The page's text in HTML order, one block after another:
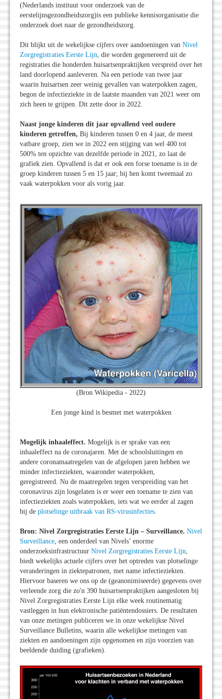
(Nederlands instituut voor onderzoek van de
eerstelijnsgezondheidszorg)is een publieke kennisorganisatie die
onderzoek doet naar de gezondheidszorg.
Dit blijkt uit de wekelijkse cijfers over aandoeningen van Nivel
Zorgregistraties Eerste Lijn, die worden gegenereerd uit de
registraties die honderden huisartsenpraktijken verspreid over het
land doorlopend aanleveren. Na een periode van twee jaar
waarin huisartsen zeer weinig gevallen van waterpokken zagen,
begon de infectieziekte in de laatste maanden van 2021 weer om
zich heen te grijpen. Dit zette door in 2022.
Naast jonge kinderen dit jaar opvallend veel oudere
kinderen getroffen, Bij kinderen tussen 0 en 4 jaar, de meest
vatbare groep, zien we in 2022 een stijging van wel 400 tot
500% ten opzichte van dezelfde periode in 2021, zo laat de
grafiek zien. Opvallend is dat er ook een forse toename is in de
groep kinderen tussen 5 en 15 jaar; bij hen komt tweemaal zo
vaak waterpokken voor als vorig jaar.
(Bron Wikipedia - 2022)
Een jonge kind is besmet met waterpokken
Mogelijk inhaaleffect. Mogelijk is er sprake van een
inhaaleffect na de coronajaren. Met de schoolsluitingen en
andere coronamaatregelen van de afgelopen jaren hebben we
minder infectieziekten, waaronder waterpokken,
geregistreerd. Nu de maatregelen tegen verspreiding van het
coronavirus zijn losgelaten is er weer een toename te zien van
infectieziekten zoals waterpokken, iets wat we eerder al zagen
bij de plotselinge uitbraak van RS-virusinfecties
Bron: Nivel Zorgregistraties Eerste Lijn – Surveillance. Nivel
Surveillance , een onderdeel van Nivels’ enorme
onderzoeksinfrastructuur Nivel Zorgregistraties Eerste Lijn
biedt wekelijks actuele cijfers over het optreden van plotselinge
veranderingen in ziektepatronen, met name infectieziekten.
Hiervoor baseren we ons op de (geanonimiseerde) gegevens over
verleende zorg die zo'n 390 huisartsenpraktijken aangesloten bij
Nivel Zorgregistraties Eerste Lijn elke week routinematig
vastleggen in hun elektronische patiëntendossiers. De resultaten
van onze metingen publiceren we in onze wekelijkse Nivel
Surveillance Bulletins, waarin alle wekelijkse metingen van
ziekten en aandoeningen zijn opgenomen en zijn voorzien van
beeldende duiding (grafieken).